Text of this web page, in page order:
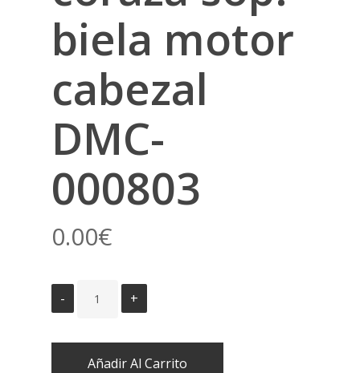
biela motor
cabezal
DMC-
000803
0.00€
Añadir Al Carrito